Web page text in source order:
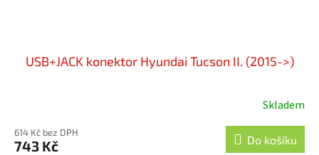
USB+JACK konektor Hyundai Tucson II. (2015->)
Skladem
614 Kč bez DPH
743 Kč Do košíku